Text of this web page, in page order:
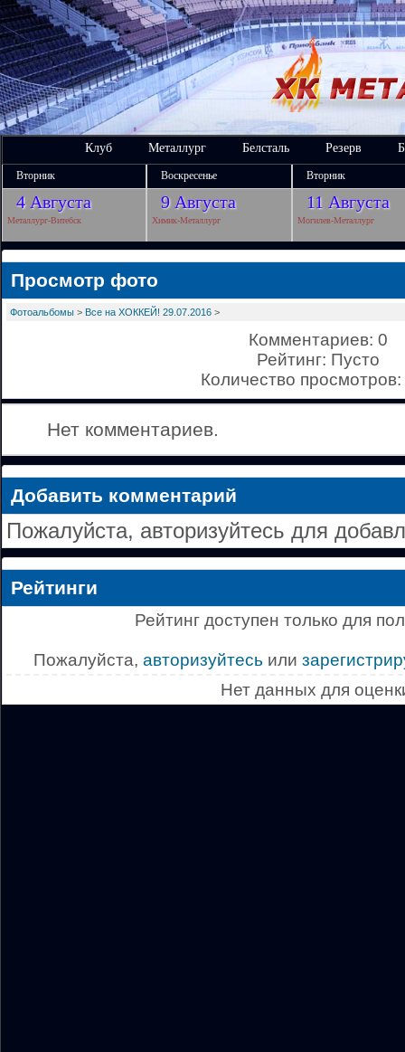
Клуб Металлург Белсталь Резерв
Вторник Воскресенье Вторник
4 Августа 9 Августа 11 Августа
Металлург-Витебск Химик-Металлург Могилев-Металлург
Просмотр фото
Фотоальбомы > Все на ХОККЕЙ! 29.07.2016 >
Комментариев: 0
Рейтинг: Пусто
Количество
Нет комментариев.
Добавить комментарий
Пожалуйста, авторизуйтесь для
Рейтинги
Рейтинг доступен только для
Пожалуйста, авторизуйтесь или
Нет данных для